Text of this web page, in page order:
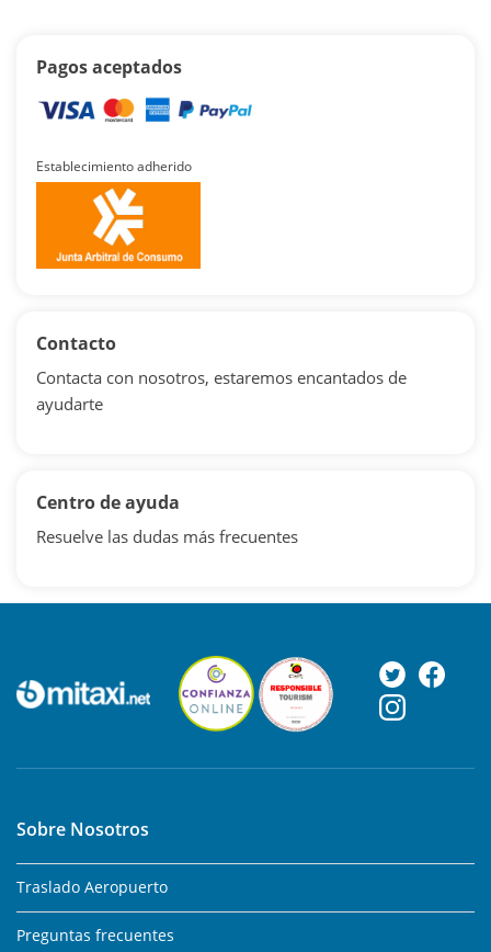
Pagos aceptados
Establecimiento adherido
Contacto
Contacta con nosotros, estaremos encantados de
ayudarte
Centro de ayuda
Resuelve las dudas más frecuentes
Sobre Nosotros
Traslado Aeropuerto
Preguntas frecuentes